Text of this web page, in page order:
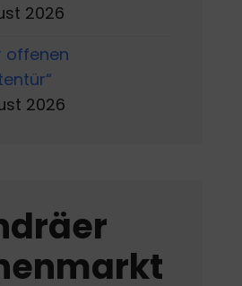
2026
offenen
2026